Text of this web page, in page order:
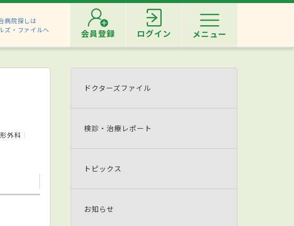
病院探しは
ズ・ファイルへ
会員登録 ログイン メニュー
外科
ドクターズファイル
検診・治療レポート
トピックス
お知らせ